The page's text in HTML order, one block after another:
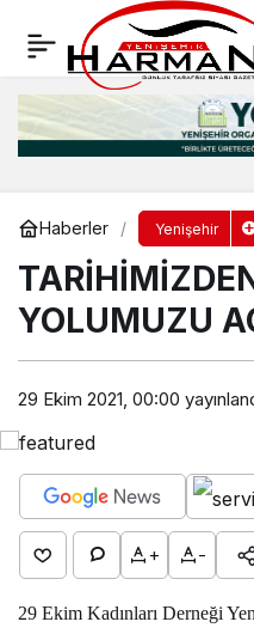
Haberler Yenişehir
YOLUMUZU
29 Ekim 2021, 00:00
+ -
29 Ekim Kadınları Derneği
TARİHİMİZDEN
AÇACAĞIZ
Yorum Yap